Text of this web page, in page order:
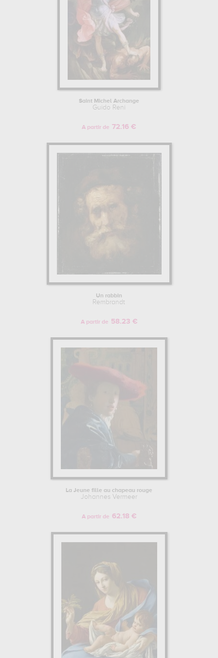
Saint Michel Archange
Guido Reni
A partir de 72.16 €
Un rabbin
Rembrandt
A partir de 58.23 €
La Jeune fille au chapeau rouge
Johannes Vermeer
A partir de 62.18 €